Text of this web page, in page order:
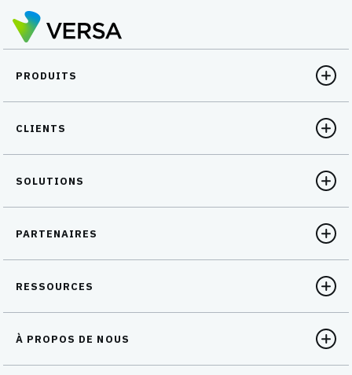
PRODUITS
CLIENTS
SOLUTIONS
PARTENAIRES
RESSOURCES
À PROPOS DE NOUS